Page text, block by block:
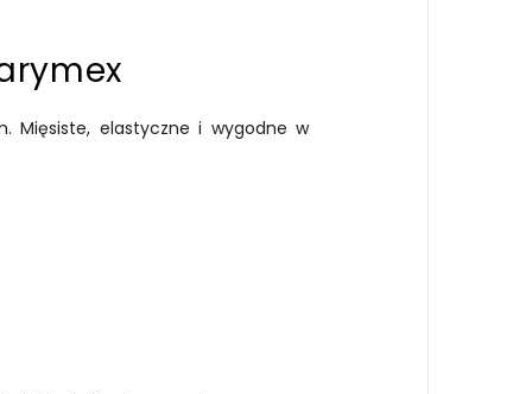
Mięsiste, elastyczne i wygodne w